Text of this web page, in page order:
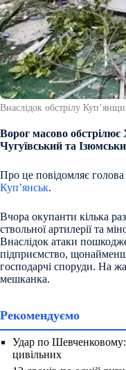
Внаслідок обстрілу
Ворог масово
Чугуївський та
Про це повідомляє
Куп’янськ.
Вчора окупанти кілька
ствольної артилерії та
Внаслідок атаки
підприємство,
господарчі споруди. На
мешканка.
Рекомендуємо
Удар по
цивільних